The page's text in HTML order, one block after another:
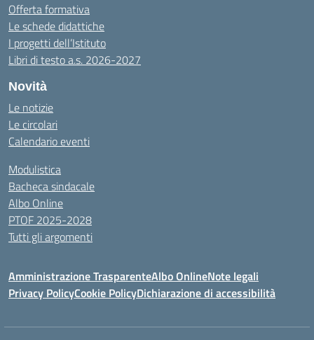
Offerta formativa
Le schede didattiche
I progetti dell’Istituto
Libri di testo a.s. 2026-2027
Novità
Le notizie
Le circolari
Calendario eventi
Modulistica
Bacheca sindacale
Albo Online
PTOF 2025-2028
Tutti gli argomenti
Amministrazione TrasparenteAlbo OnlineNote legali
Privacy PolicyCookie PolicyDichiarazione di accessibilità